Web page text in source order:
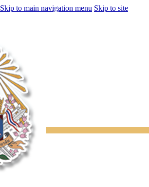
Skip to main navigation menu Skip to site